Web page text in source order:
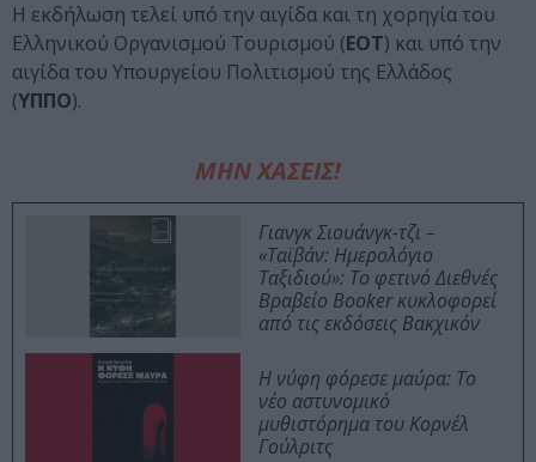
Η εκδήλωση τελεί υπό την αιγίδα και τη χορηγία του
Ελληνικού Οργανισμού Τουρισμού (ΕΟΤ) και υπό την
αιγίδα του Υπουργείου Πολιτισμού της Ελλάδος
(ΥΠΠΟ).
ΜΗΝ ΧΑΣΕΙΣ!
Γιανγκ Σιουάνγκ-τζι –
«Ταϊβάν: Ημερολόγιο
Ταξιδιού»: Το φετινό Διεθνές
Βραβείο Booker κυκλοφορεί
από τις εκδόσεις Βακχικόν
Η νύφη φόρεσε μαύρα: Το
νέο αστυνομικό
μυθιστόρημα του Κορνέλ
Γούλριτς